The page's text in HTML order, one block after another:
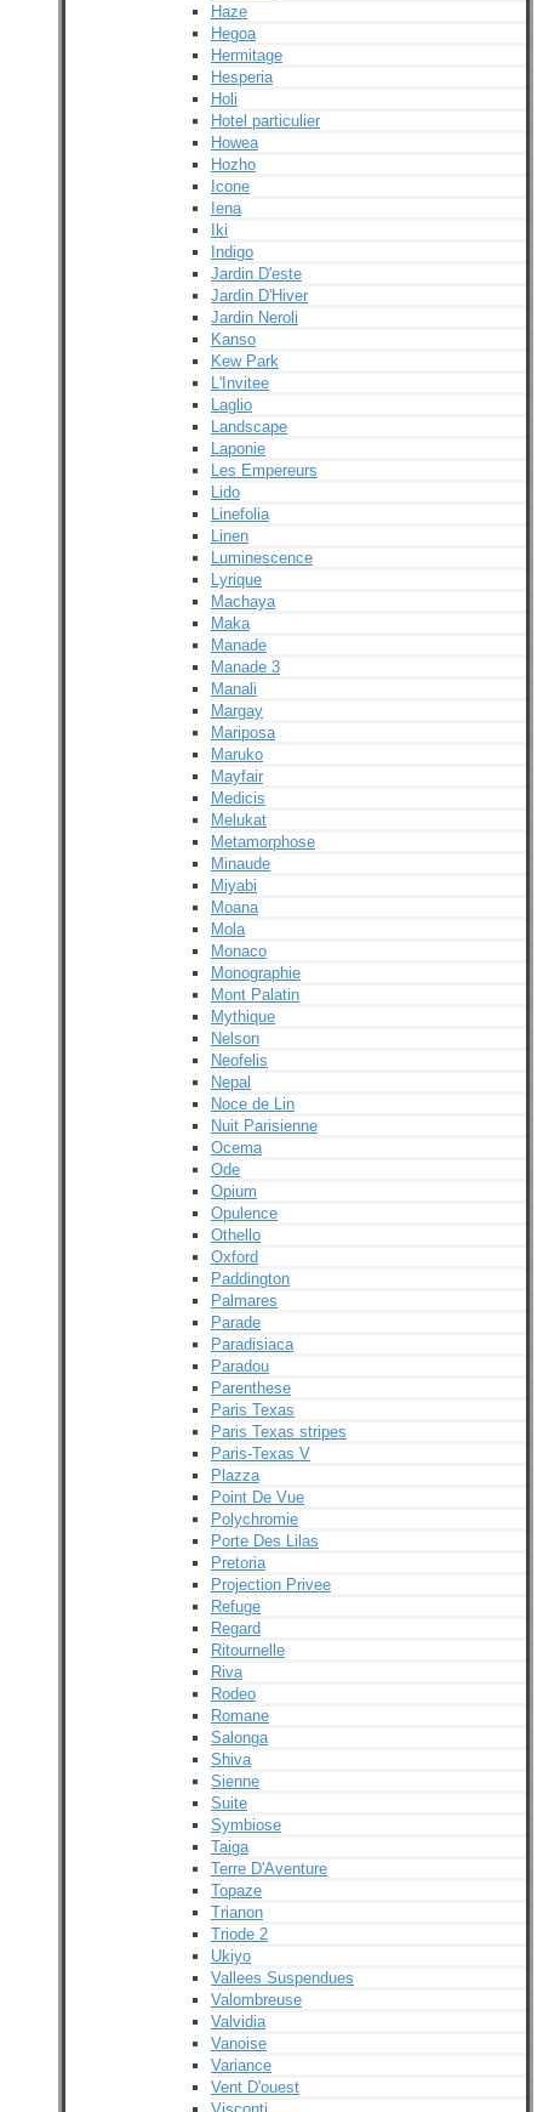
Haze
Hegoa
Hermitage
Hesperia
Holi
Hotel particulier
Howea
Hozho
Icone
Iena
Iki
Indigo
Jardin D'este
Jardin D'Hiver
Jardin Neroli
Kanso
Kew Park
L'Invitee
Laglio
Landscape
Laponie
Les Empereurs
Lido
Linefolia
Linen
Luminescence
Lyrique
Machaya
Maka
Manade
Manade 3
Manali
Margay
Mariposa
Maruko
Mayfair
Medicis
Melukat
Metamorphose
Minaude
Miyabi
Moana
Mola
Monaco
Monographie
Mont Palatin
Mythique
Nelson
Neofelis
Nepal
Noce de Lin
Nuit Parisienne
Ocema
Ode
Opium
Opulence
Othello
Oxford
Paddington
Palmares
Parade
Paradisiaca
Paradou
Parenthese
Paris Texas
Paris Texas stripes
Paris-Texas V
Plazza
Point De Vue
Polychromie
Porte Des Lilas
Pretoria
Projection Privee
Refuge
Regard
Ritournelle
Riva
Rodeo
Romane
Salonga
Shiva
Sienne
Suite
Symbiose
Taiga
Terre D'Aventure
Topaze
Trianon
Triode 2
Ukiyo
Vallees Suspendues
Valombreuse
Valvidia
Vanoise
Variance
Vent D'ouest